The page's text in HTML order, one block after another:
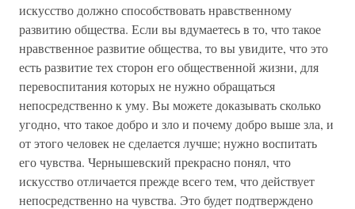
искусство должно способствовать нравственному
развитию общества. Если вы вдумаетесь в то, что такое
нравственное развитие общества, то вы увидите, что это
есть развитие тех сторон его общественной жизни, для
перевоспитания которых не нужно обращаться
непосредственно к уму. Вы можете доказывать сколько
угодно, что такое добро и зло и почему добро выше зла, и
от этого человек не сделается лучше; нужно воспитать
его чувства. Чернышевский прекрасно понял, что
искусство отличается прежде всего тем, что действует
непосредственно на чувства. Это будет подтверждено